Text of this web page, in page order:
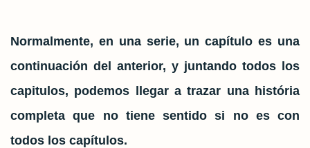
Normalmente, en una serie, un capítulo es una
continuación del anterior, y juntando todos los
capitulos, podemos llegar a trazar una história
completa que no tiene sentido si no es con
todos los capítulos.